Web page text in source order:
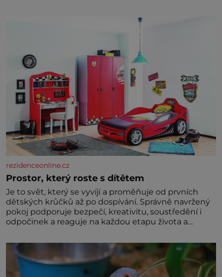
nedokážeme představit. Její příběh je
rezidenceonline.cz
Prostor, který roste s dítětem
Je to svět, který se vyvíjí a proměňuje od prvních
dětských krůčků až po dospívání. Správně navržený
pokoj podporuje bezpečí, kreativitu, soustředění i
odpočinek a reaguje na každou etapu života a
jednoduchost, měkkost a bezpečí, proto by pokoj
miminka měl působit především klidně a útulně.
Předškolní věk je